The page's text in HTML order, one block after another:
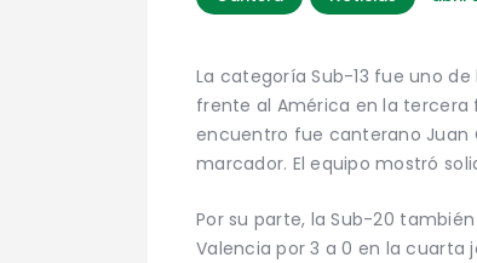
La categoría Sub-13 fue uno
frente al América en la tercera
encuentro fue canterano Juan
marcador. El equipo mostró
Por su parte, la Sub-20
Valencia por 3 a 0 en la cuarta